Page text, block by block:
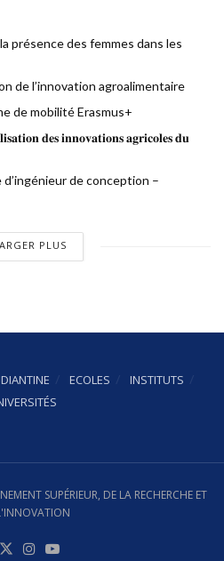
présence des femmes dans les
de l’innovation agroalimentaire
de mobilité Erasmus+
𝐝𝐞𝐬 𝐢𝐧𝐧𝐨𝐯𝐚𝐭𝐢𝐨𝐧𝐬 𝐚𝐠𝐫𝐢𝐜𝐨𝐥𝐞𝐬 𝐝𝐮
de conception –
PLUS
ECOLES
INSTITUTS
SUPÉRIEUR, DE LA RECHERCHE ET